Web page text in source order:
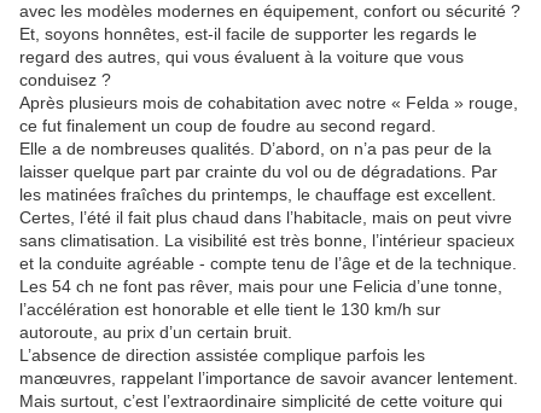
avec les modèles modernes en équipement, confort ou sécurité ?
Et, soyons honnêtes, est‑il facile de supporter les regards le
regard des autres, qui vous évaluent à la voiture que vous
conduisez ?
Après plusieurs mois de cohabitation avec notre « Felda » rouge,
ce fut finalement un coup de foudre au second regard.
Elle a de nombreuses qualités. D’abord, on n’a pas peur de la
laisser quelque part par crainte du vol ou de dégradations. Par
les matinées fraîches du printemps, le chauffage est excellent.
Certes, l’été il fait plus chaud dans l’habitacle, mais on peut vivre
sans climatisation. La visibilité est très bonne, l’intérieur spacieux
et la conduite agréable - compte tenu de l’âge et de la technique.
Les 54 ch ne font pas rêver, mais pour une Felicia d’une tonne,
l’accélération est honorable et elle tient le 130 km/h sur
autoroute, au prix d’un certain bruit.
L’absence de direction assistée complique parfois les
manœuvres, rappelant l’importance de savoir avancer lentement.
Mais surtout, c’est l’extraordinaire simplicité de cette voiture qui